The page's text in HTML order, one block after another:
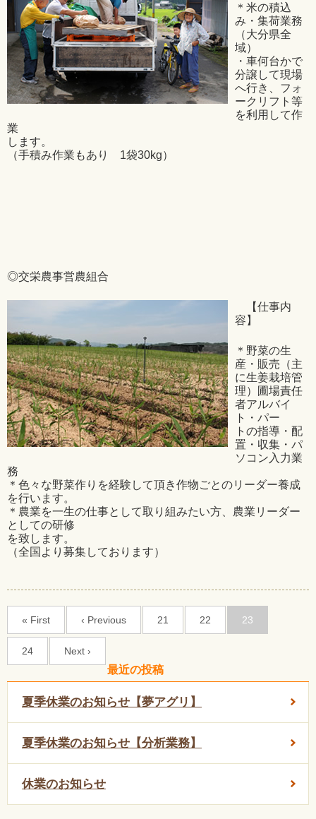
＊米の積込
み・集荷業務
（大分県全
域）
・車何台かで
分譲して現場
へ行き、フォ
ークリフト等
を利用して作
業
します。
（手積み作業もあり 1袋30kg）
◎交栄農事営農組合
【仕事内
容】
＊野菜の生
産・販売（主
に生姜栽培管
理）圃場責任
者アルバイ
ト・パー
トの指導・配
置・収集・パ
ソコン入力業
務
＊色々な野菜作りを経験して頂き作物ごとのリーダー養成
を行います。
＊農業を一生の仕事として取り組みたい方、農業リーダー
としての研修
を致します。
（全国より募集しております）
« First ‹ Previous 21 22 23
24 Next ›
最近の投稿
夏季休業のお知らせ【夢アグリ】
夏季休業のお知らせ【分析業務】
休業のお知らせ